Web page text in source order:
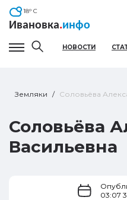
Ивановка.инфо
18° C
Гамбургер меню
НОВОСТИ
Земляки Соловьёва
Соловьёва
Васильевна
03:07